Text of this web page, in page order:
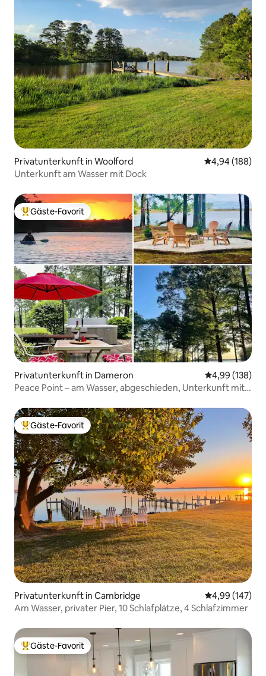
Privatunterkunft in Woolford
4,94 (188)
Unterkunft am Wasser mit Dock
Beliebter Gäste-Favorit.
Gäste-Favorit
Privatunterkunft in Dameron
4,99 (138)
Peace Point – am Wasser, abgeschieden, Unterkunft mit
Beliebter Gäste-Favorit.
Gäste-Favorit
Privatunterkunft in Cambridge
4,99 (147)
Am Wasser, privater Pier, 10 Schlafplätze, 4 Schlafzimmer
Beliebter Gäste-Favorit.
Gäste-Favorit